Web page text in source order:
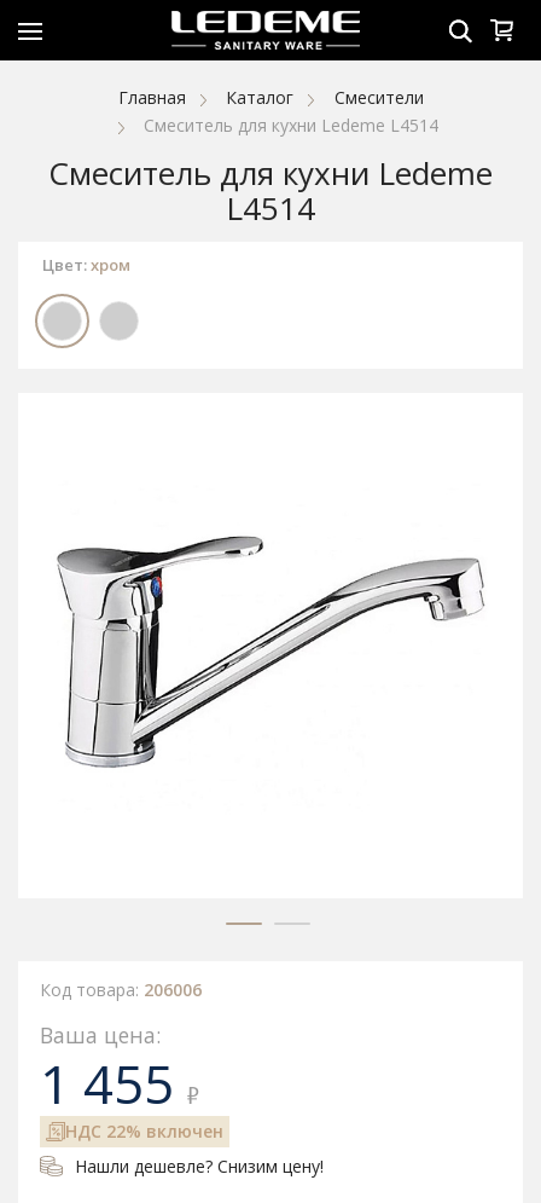
Главная Каталог
Смесители
Смеситель для кухни Ledeme L4514
Смеситель для кухни Ledeme
L4514
Цвет:хром
Код товара: 206006
Ваша цена:
1 455 ₽
НДС 22% включен
Нашли дешевле? Снизим цену!